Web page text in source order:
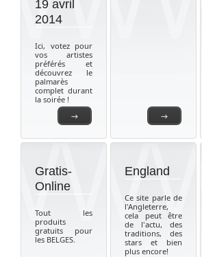
→
19 avril
2014
Ici, votez pour
vos artistes
préférés et
découvrez le
palmarès
complet durant
la soirée !
→
Gratis-
Online
Tout les
produits
gratuits pour
les BELGES.
England
Ce site parle de
l'Angleterre,
cela peut être
de l'actu, des
traditions, des
stars et bien
plus encore!